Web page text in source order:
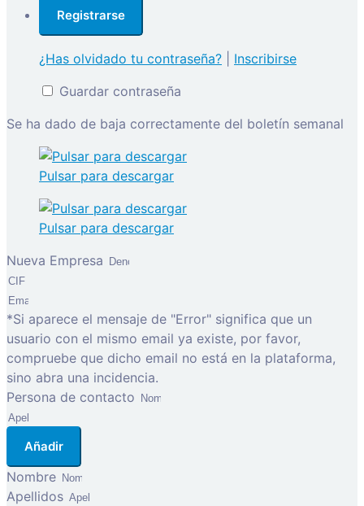
¿Has olvidado tu contraseña?
Inscribirse
Guardar contraseña
Se ha dado de baja correctamente del boletín semanal
Pulsar para descargar
Pulsar para descargar
Nueva Empresa
*Si aparece el mensaje de "Error" significa que un
usuario con el mismo email ya existe, por favor,
compruebe que dicho email no está en la plataforma,
sino abra una incidencia.
Persona de contacto
Añadir
Nombre
Apellidos